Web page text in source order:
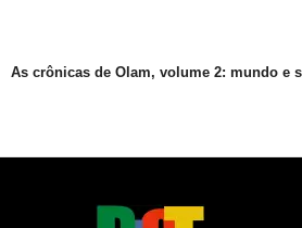
As crônicas de Olam, volume 2: mundo e